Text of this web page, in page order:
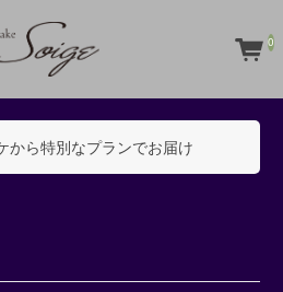
0
から特別なプランでお届け